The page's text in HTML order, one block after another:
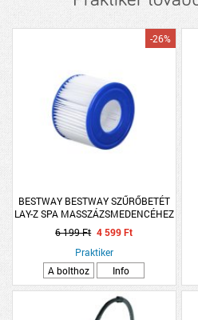
BESTWAY BESTWAY SZŰRŐBETÉT
LAY-Z SPA MASSZÁZSMEDENCÉHEZ
(VI)
-26%
6 199 Ft 4 599 Ft
Praktiker
A bolthoz
Info